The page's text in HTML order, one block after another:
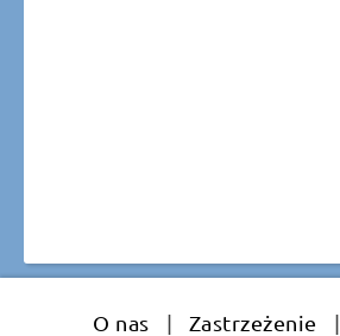
O nas | Zastrzeżenie |